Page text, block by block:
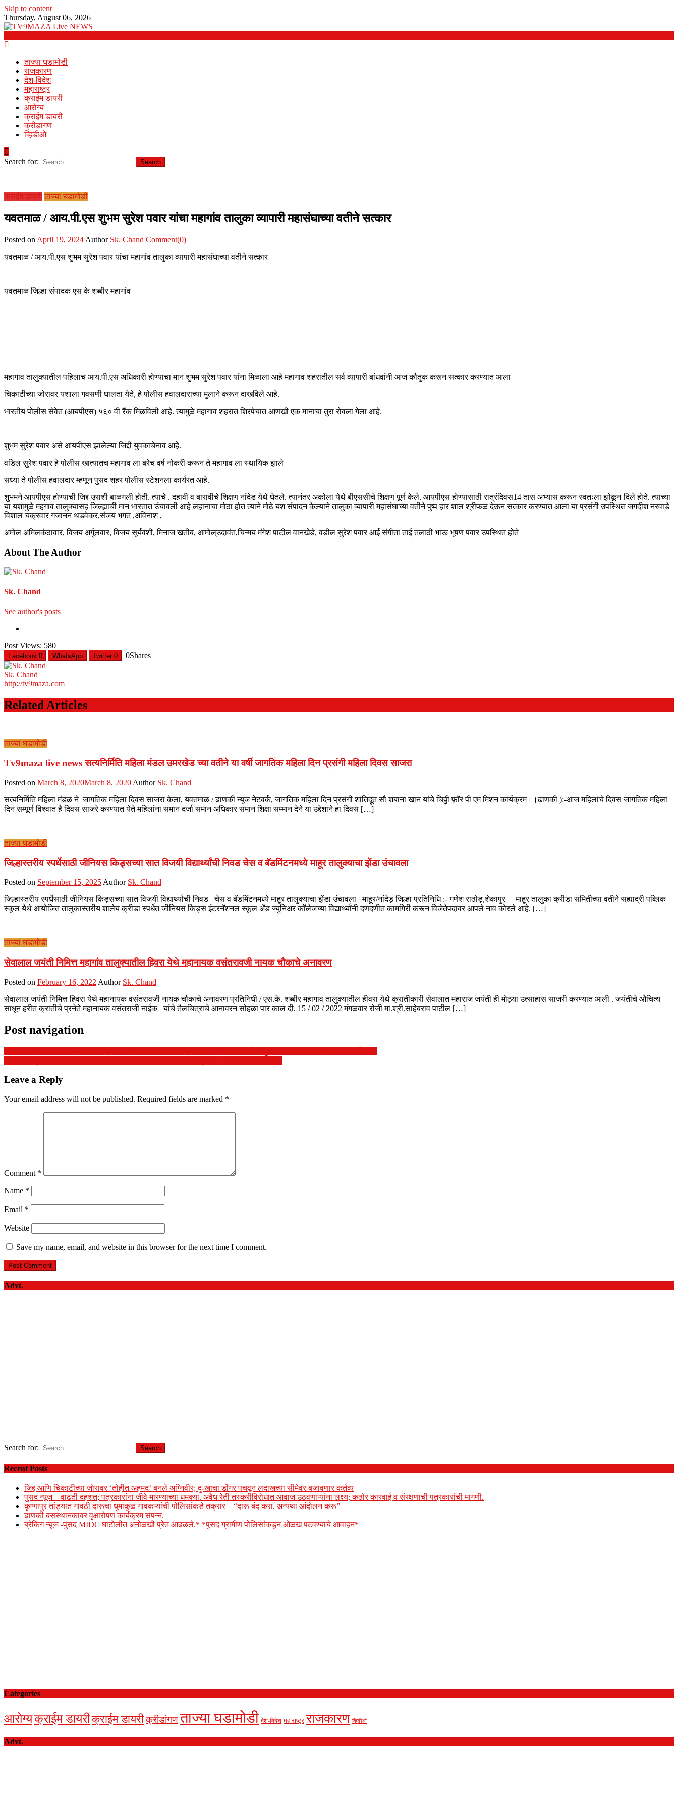
Skip to content
Thursday, August 06, 2026
ताज्या घडामोडी
राजकारण
देश-विदेश
महाराष्ट्र
क्राईम डायरी
आरोग्य
क्राईम डायरी
क्रीडांगण
व्हिडीओ
Search for:
क्राईम डायरी ताज्या घडामोडी
यवतमाळ / आय.पी.एस शुभम सुरेश पवार यांचा महागांव तालुका व्यापारी महासंघाच्या वतीने सत्कार
Posted on April 19, 2024 Author Sk. Chand Comment(0)
यवतमाळ / आय.पी.एस शुभम सुरेश पवार यांचा महागांव तालुका व्यापारी महासंघाच्या वतीने सत्कार
यवतमाळ जिल्हा संपादक एस के शब्बीर महागांव
महागाव तालुक्यातील पहिलाच आय.पी.एस अधिकारी होण्याचा मान शुभम सुरेश पवार यांना मिळाला आहे महागाव शहरातील सर्व व्यापारी बांधवांनी आज कौतुक करून सत्कार करण्यात आला
चिकाटीच्या जोरावर यशाला गवसणी घालता येते, हे पोलीस हवालदाराच्या मुलाने करून दाखविले आहे.
भारतीय पोलीस सेवेत (आयपीएस) ५६० वी रैंक मिळविली आहे. त्यामुळे महागाव शहरात शिरपेचात आणखी एक मानाचा तुरा रोवला गेला आहे.
शुभम सुरेश पवार असे आयपीएस झालेल्या जिद्दी युवकाचेनाव आहे.
वडिल सुरेश पवार हे पोलीस खात्यातच महागाव ला बरेच वर्ष नोकरी करून ते महागाव ला स्थायिक झाले
सध्या ते पोलीस हवालदार म्हणून पुसद शहर पोलीस स्टेशनला कार्यरत आहे.
शुभमने आयपीएस होण्याची जिद्द उराशी बाळगली होती. त्याचे . दहावी व बारावीचे शिक्षण नांदेड येथे घेतले. त्यानंतर अकोला येथे बीएससीचे शिक्षण पूर्ण केले. आयपीएस होण्यासाठी रात्रंदिवस14 तास अभ्यास करून स्वतःला झोकून दिले होते. त्याच्या
या यशामुळे महगाव तालुक्यासह जिल्ह्याची मान भारतात उंचावली आहे लहानाचा मोठा होत त्याने मोठे यश संपादन केल्याने तालुका व्यापारी महासंघाच्या वतीने पुष्प हार शाल श्रीफळ देऊन सत्कार करण्यात आला या प्रसंगी उपस्थित जगदीश नरवाडे
विशाल चक्रवार गजानन थडवेकर,संजय भगत ,अविनाश ,
अमोल अमिलकंठावार, विजय अर्गुलवार, विजय सूर्यवंशी, मिनाज खतीब, आमोल्उदावंत,चिन्मय मंगेश पाटील वानखेडे, वडील सुरेश पवार आई संगीता ताई तलाठी भाऊ भूषण पवार उपस्थित होते
About The Author
Sk. Chand
See author's posts
Post Views: 580
Facebook 0 WhatsApp Twitter 0 0Shares
Sk. Chand
http://tv9maza.com
Related Articles
ताज्या घडामोडी
Tv9maza live news सत्यनिर्मिति महिला मंडल उमरखेड च्या वतीने या वर्षी जागतिक महिला दिन प्रसंगी महिला दिवस साजरा
Posted on March 8, 2020March 8, 2020 Author Sk. Chand
सत्यनिर्मिति महिला मंडळ ने जागतिक महिला दिवस साजरा केला, यवतमाळ / ढाणकी न्यूज नेटवर्क, जागतिक महिला दिन प्रसंगी शांतिदूत सौ शबाना खान यांचे चिठ्ठी फ़ॉर पी एम मिशन कार्यक्रम।।ढाणकी ):-आज महिलांचे दिवस जागतिक महिला
दिन सम्पूर्ण विश्वात है दिवस साजरे करण्यात येते महिलांना समान दर्जा समान अधिकार समान शिक्षा सम्मान देने या उद्देशाने हा दिवस […]
ताज्या घडामोडी
जिल्हास्तरीय स्पर्धेसाठी जीनियस किड्सच्या सात विजयी विद्यार्थ्यांची निवड चेस व बॅडमिंटनमध्ये माहूर तालुक्याचा झेंडा उंचावला
Posted on September 15, 2025Author Sk. Chand
जिल्हास्तरीय स्पर्धेसाठी जीनियस किड्सच्या सात विजयी विद्यार्थ्यांची निवड चेस व बॅडमिंटनमध्ये माहूर तालुक्याचा झेंडा उंचावला माहूर/नांदेड़ जिल्हा प्रतिनिधि :- गणेश राठोड़,शेकापुर माहूर तालुका क्रीडा समितीच्या वतीने सह्याद्री पब्लिक
स्कूल येथे आयोजित तालुकास्तरीय शालेय क्रीडा स्पर्धेत जीनियस किड्स इंटरनॅशनल स्कूल अँड ज्युनिअर कॉलेजच्या विद्यार्थ्यांनी दणदणीत कामगिरी करून विजेतेपदावर आपले नाव कोरले आहे. […]
ताज्या घडामोडी
सेवालाल जयंती निमित्त महागांव तालुक्यातील हिवरा येथे महानायक वसंतरावजी नायक चौकाचे अनावरण
Posted on February 16, 2022 Author Sk. Chand
सेवालाल जयंती निमित्त हिवरा येथे महानायक वसंतरावजी नायक चौकाचे अनावरण प्रतिनिधी / एस.के. शब्बीर महागाव तालुक्यातील हीवरा येथे क्रातीकारी सेवालात महाराज जयंती ही मोठ्या उत्साहास साजरी करण्यात आली . जयंतीचे औचित्य
साधून हरीत क्रातीचे प्रनेते महानायक वसंतराजी नाईक यांचे तैलचित्राचे आनावरन सोहळा पार काल दी. 15 / 02 / 2022 मंगळवार रोजी मा.श्री.साहेबराव पाटील […]
Post navigation
Leave a Reply
Your email address will not be published. Required fields are marked *
Comment *
Name *
Email *
Website
Save my name, email, and website in this browser for the next time I comment.
Advt.
Search for:
Recent Posts
जिद्द आणि चिकाटीच्या जोरावर ‘तोहीत अहमद’ बनले अग्निवीर; दुःखाचा डोंगर पचवून लदाखच्या सीमेवर बजावणार कर्तव्य
पुसद न्यूज – वाढती दहशत; पत्रकारांना जीवे मारण्याच्या धमक्या. अवैध रेती तस्करीविरोधात आवाज उठवणाऱ्यांना लक्ष्य; कठोर कारवाई व संरक्षणाची पत्रकारांची मागणी.
कृष्णापुर तांड्यात गावठी दारूचा धुमाकूळ गावकऱ्यांची पोलिसांकडे तक्रार – “दारू बंद करा, अन्यथा आंदोलन करू”
ढाणकी बसस्थानकावर वृक्षारोपण कार्यक्रम संपन्न.
ब्रेकिंग न्यूज -पुसद MIDC घाटोलीत अनोळखी प्रेत आढळले.* *पुसद ग्रामीण पोलिसांकडून ओळख पटवण्याचे आवाहन*
Categories
आरोग्यक्राईम डायरीक्राईम डायरीक्रीडांगणताज्या घडामोडी देश-विदेश महाराष्ट्र राजकारण व्हिडीओ
Advt.